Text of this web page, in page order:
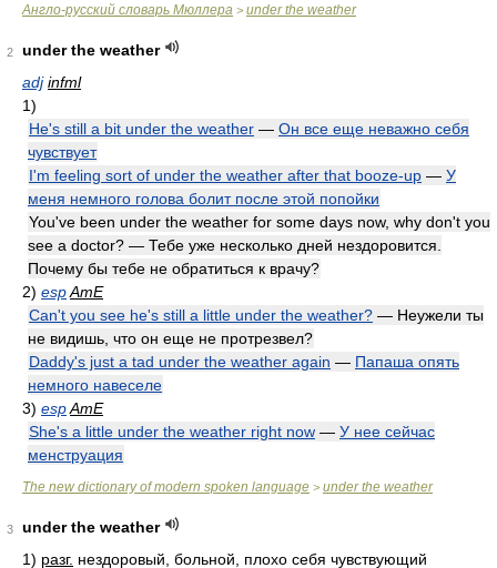
Англо-русский словарь Мюллера > under the weather
2
under the weather
adj infml
1)
He's still a bit under the weather — Он все еще неважно себя
чувствует
I'm feeling sort of under the weather after that booze-up — У
меня немного голова болит после этой попойки
You've been under the weather for some days now, why don't you
see a doctor? — Тебе уже несколько дней нездоровится.
Почему бы тебе не обратиться к врачу?
2) espAmE
Can't you see he's still a little under the weather? — Неужели ты
не видишь, что он еще не протрезвел?
Daddy's just a tad under the weather again — Папаша опять
немного навеселе
3) espAmE
She's a little under the weather right now — У нее сейчас
менструация
The new dictionary of modern spoken language > under the weather
3
under the weather
1) разг. нездоровый, больной, плохо себя чувствующий